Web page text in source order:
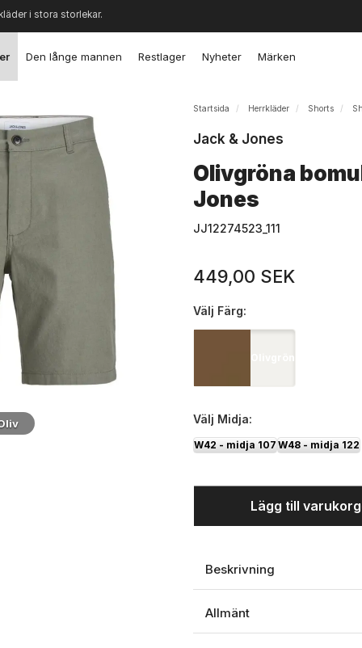
i stora storlekar.
Den långe mannen Restlager Nyheter Märken
Startsida Herrkläder Shorts
Jack & Jones
Olivgröna
Jones
JJ12274523_111
449,00 SEK
Välj Färg:
Olivgrön
Välj Midja:
W42 - midja 107 W48 - midja 122
Lägg till
Beskrivning
Allmänt